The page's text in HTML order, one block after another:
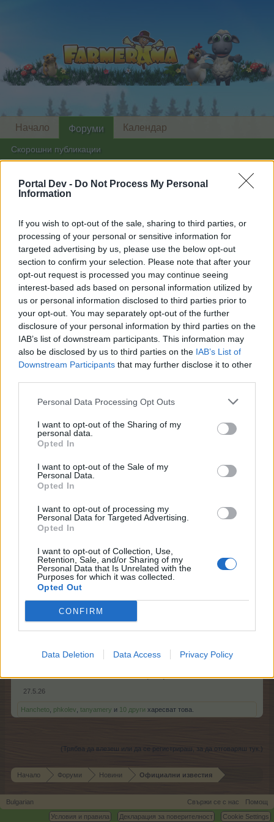
Portal Dev - Do Not Process My Personal
Information
If you wish to opt-out of the sale, sharing to third parties, or
processing of your personal or sensitive information for
targeted advertising by us, please use the below opt-out
section to confirm your selection. Please note that after your
opt-out request is processed you may continue seeing
interest-based ads based on personal information utilized by
us or personal information disclosed to third parties prior to
your opt-out. You may separately opt-out of the further
disclosure of your personal information by third parties on the
IAB’s list of downstream participants. This information may
also be disclosed by us to third parties on the IAB’s List of
Downstream Participants that may further disclose it to other
Personal Data Processing Opt Outs
I want to opt-out of the Sharing of my
personal data.
Opted In
I want to opt-out of the Sale of my
Personal Data.
Opted In
I want to opt-out of processing my
Personal Data for Targeted Advertising.
Opted In
I want to opt-out of Collection, Use,
Retention, Sale, and/or Sharing of my
Personal Data that Is Unrelated with the
Purposes for which it was collected.
Opted Out
CONFIRM
Data Deletion Data Access Privacy Policy
Начало Форуми Новини Официални известия
Скъпи форум потребители,
Ако вие искате да се включите активно във
форума и да участвате в дискусиите, или
искате да започнете своя собствена тема,
първо ще трябва да влезете в играта. Моля,
регистрирайте се, ако нямате собствен акаунт.
Ние очакваме с нетърпение следващото ви
посещение във форума!Играйте тук
mushnu4ka
След15:00 ч.
по-удобно.
Ако притежавате основния предмет, ще можете
директно да поставяте ъпгрейдите върху полетата
(А не както досега първо да поставяте основата,
а след това върху нея да поставяте ъпгрейда.)
Надяваме се това подобрение да ви допадне!
27.5.26
Hancheto phkolev tanyamery и 10 други харесват това.
(Трябва да влезеш или да се регистрираш, за да отговаряш тук.)
Начало Форуми Новини Официални известия
Начало Форуми
Скорошни публикации
Календар
Bulgarian Свържи се с нас
Помощ
Условия и правила
Декларация за поверителност
Cookie Settings